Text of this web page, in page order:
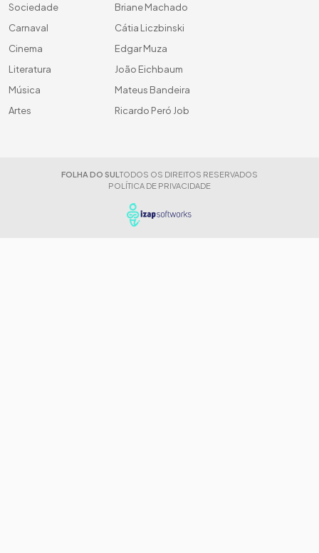
Sociedade
Carnaval
Cinema
Literatura
Música
Artes
Briane Machado
Cátia Liczbinski
Edgar Muza
João Eichbaum
Mateus Bandeira
Ricardo Peró Job
FOLHA DO SUL TODOS OS DIREITOS RESERVADOS
POLÍTICA DE PRIVACIDADE